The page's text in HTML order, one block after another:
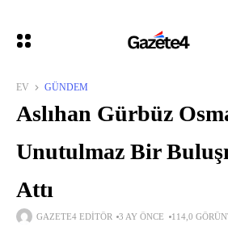
EV GÜNDEM
Aslıhan Gürbüz
Unutulmaz Bir
Attı
GAZETE4 EDITÖR 3 AY ÖNCE 114,0